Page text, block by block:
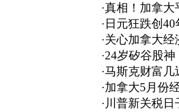
·真相！加拿大
· 日元狂跌创
·关心加拿大经
·24岁矽谷股
·马斯克财富几
·加拿大5月份
·川普新关税